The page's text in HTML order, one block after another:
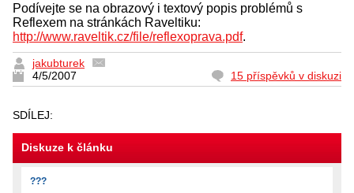
Podívejte se na obrazový i textový popis problémů s
Reflexem na stránkách Raveltiku:
http://www.raveltik.cz/file/reflexoprava.pdf.
jakubturek
4/5/2007
15 příspěvků v diskuzi
SDÍLEJ:
Diskuze k článku
???